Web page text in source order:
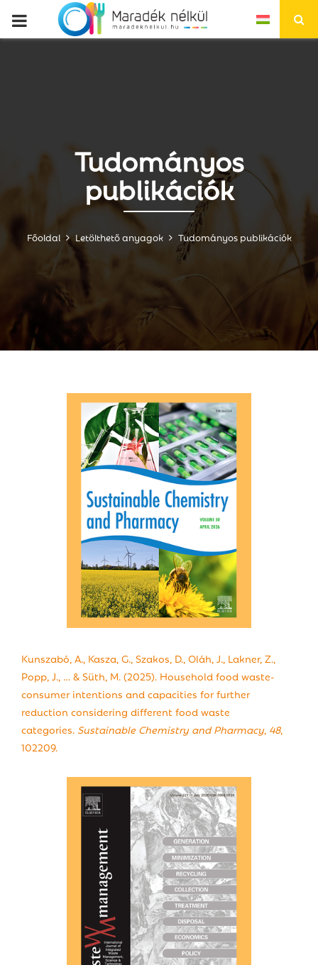
P
Y
E
Tudományos
publikációk
Főoldal Letölthető anyagok Tudományos publikációk
Kunszabó, A., Kasza, G., Szakos, D., Oláh, J., Lakner, Z.,
Popp, J., … & Süth, M. (2025). Household food waste-
consumer intentions and capacities for further
reduction considering different food waste
categories. Sustainable Chemistry and Pharmacy, 48,
102209.